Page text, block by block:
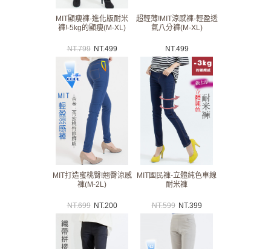
MIT顯瘦褲-進化版耐米
褲!-5kg的顯瘦(M-XL)
NT.799 NT.499
超輕薄!MIT涼感褲-輕盈透
氣八分褲(M-XL)
NT.499
MIT打造蜜桃臀!翹臀涼感
褲(M-2L)
NT.699 NT.200
MIT國民褲-立體純色車線
耐米褲
NT.599 NT.399